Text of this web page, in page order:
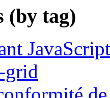
(by tag)
grid